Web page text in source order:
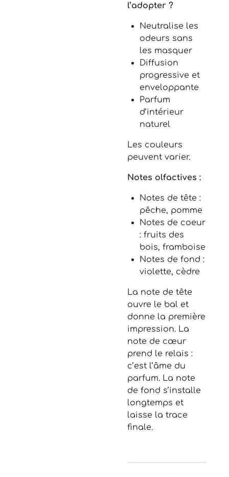
l’adopter ?
Neutralise les
odeurs sans
les masquer
Diffusion
progressive et
enveloppante
Parfum
d’intérieur
naturel
Les couleurs
peuvent varier.
Notes olfactives :
Notes de tête :
pêche, pomme
Notes de coeur
: fruits des
bois, framboise
Notes de fond :
violette, cèdre
La note de tête
ouvre le bal et
donne la première
impression. La
note de cœur
prend le relais :
c’est l’âme du
parfum. La note
de fond s’installe
longtemps et
laisse la trace
finale.